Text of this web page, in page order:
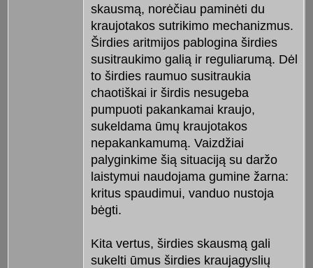
skausmą, norėčiau paminėti du
kraujotakos sutrikimo mechanizmus.
Širdies aritmijos pablogina širdies
susitraukimo galią ir reguliarumą. Dėl
to širdies raumuo susitraukia
chaotiškai ir širdis nesugeba
pumpuoti pakankamai kraujo,
sukeldama ūmų kraujotakos
nepakankamumą. Vaizdžiai
palyginkime šią situaciją su daržo
laistymui naudojama gumine žarna:
kritus spaudimui, vanduo nustoja
bėgti.
Kita vertus, širdies skausmą gali
sukelti ūmus širdies kraujagyslių